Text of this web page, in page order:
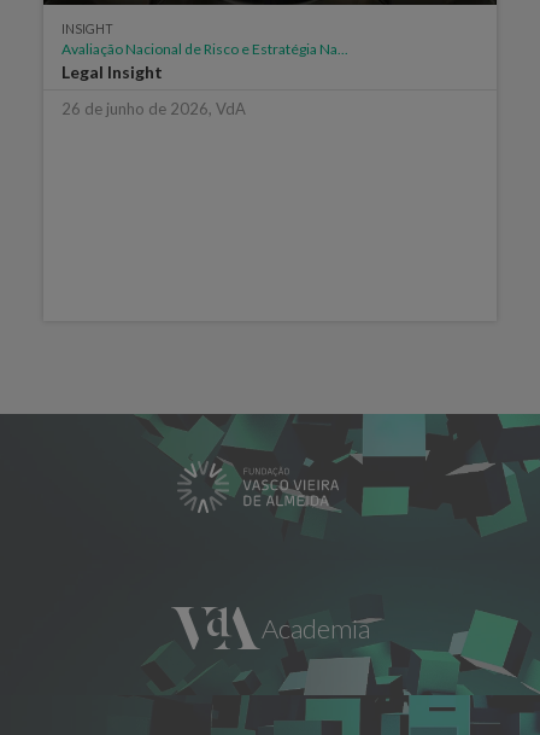
INSIGHT
Avaliação Nacional de Risco e Estratégia Na...
Legal Insight
26 de junho de 2026, VdA